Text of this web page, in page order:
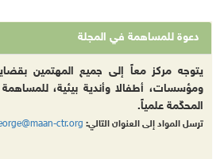
دعوة للمساهمة في المجلة
يتوجه مركز معاً إلى جميع المهتمين بقضايا
ومؤسسات، أطفالا وأندية بيئية،
المحكّمة علمياً.
ترسل المواد إلى العنوان التالي: ctr.org